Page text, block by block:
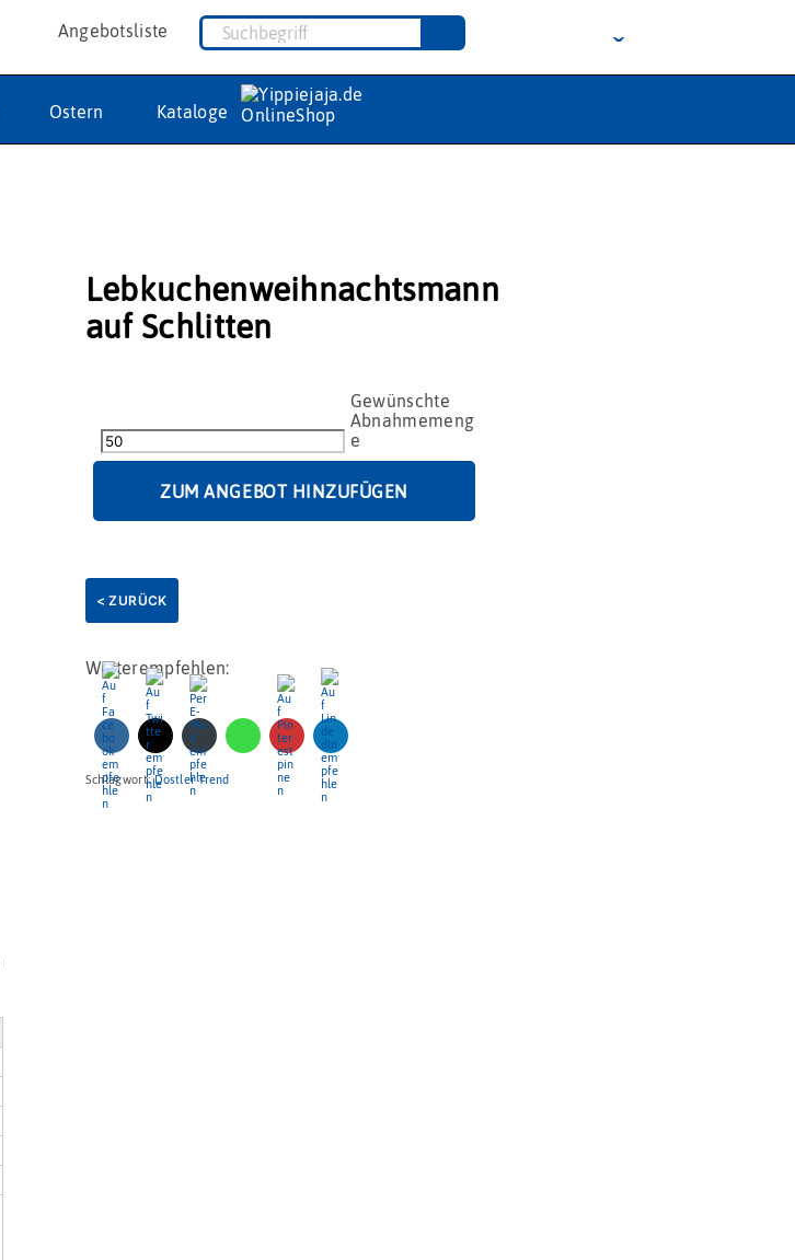
Angebotsliste
Ostern Kataloge
Lebkuchenweihnachtsmann
auf Schlitten
Schlitten
Menge
ZUM ANGEBOT HINZUFÜGEN
< ZURÜCK
Weiterempfehlen:
Schlagwort:Dostler Trend